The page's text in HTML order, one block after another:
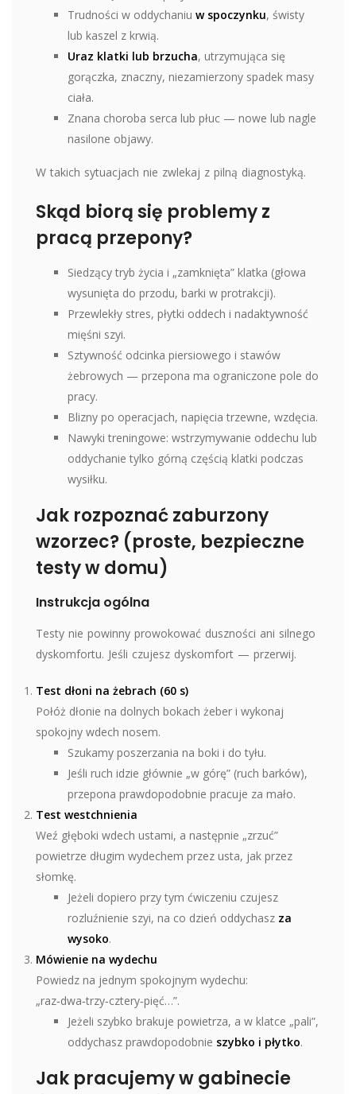
Trudności w oddychaniu w spoczynku, świsty
lub kaszel z krwią.
Uraz klatki lub brzucha, utrzymująca się
gorączka, znaczny, niezamierzony spadek masy
ciała.
Znana choroba serca lub płuc — nowe lub nagle
nasilone objawy.
W takich sytuacjach nie zwlekaj z pilną diagnostyką.
Skąd biorą się problemy z
pracą przepony?
Siedzący tryb życia i „zamknięta” klatka (głowa
wysunięta do przodu, barki w protrakcji).
Przewlekły stres, płytki oddech i nadaktywność
mięśni szyi.
Sztywność odcinka piersiowego i stawów
żebrowych — przepona ma ograniczone pole do
pracy.
Blizny po operacjach, napięcia trzewne, wzdęcia.
Nawyki treningowe: wstrzymywanie oddechu lub
oddychanie tylko górną częścią klatki podczas
wysiłku.
Jak rozpoznać zaburzony
wzorzec? (proste, bezpieczne
testy w domu)
Instrukcja ogólna
Testy nie powinny prowokować duszności ani silnego
dyskomfortu. Jeśli czujesz dyskomfort — przerwij.
Test dłoni na żebrach (60 s)
Połóż dłonie na dolnych bokach żeber i wykonaj
spokojny wdech nosem.
Szukamy poszerzania na boki i do tyłu.
Jeśli ruch idzie głównie „w górę” (ruch barków),
przepona prawdopodobnie pracuje za mało.
Test westchnienia
Weź głęboki wdech ustami, a następnie „zrzuć”
powietrze długim wydechem przez usta, jak przez
słomkę.
Jeżeli dopiero przy tym ćwiczeniu czujesz
rozluźnienie szyi, na co dzień oddychasz za
wysoko.
Mówienie na wydechu
Powiedz na jednym spokojnym wydechu:
„raz‑dwa‑trzy‑cztery‑pięć…”.
Jeżeli szybko brakuje powietrza, a w klatce „pali”,
oddychasz prawdopodobnie szybko i płytko.
Jak pracujemy w gabinecie